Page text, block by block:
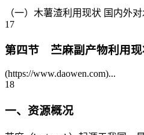
（一）木薯渣利用现状 国内外
17
第四节 苎麻副产物利用现
(https://www.daowen.com)...
18
一、资源概况